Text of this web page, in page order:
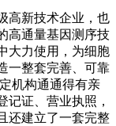
高新技术企业，也
高通量基因测序技
大力使用，为细胞
一整套完善、可靠
机构通通得有亲
记证、营业执照，
还建立了一套完整